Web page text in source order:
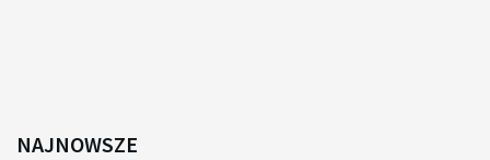
NAJNOWSZE